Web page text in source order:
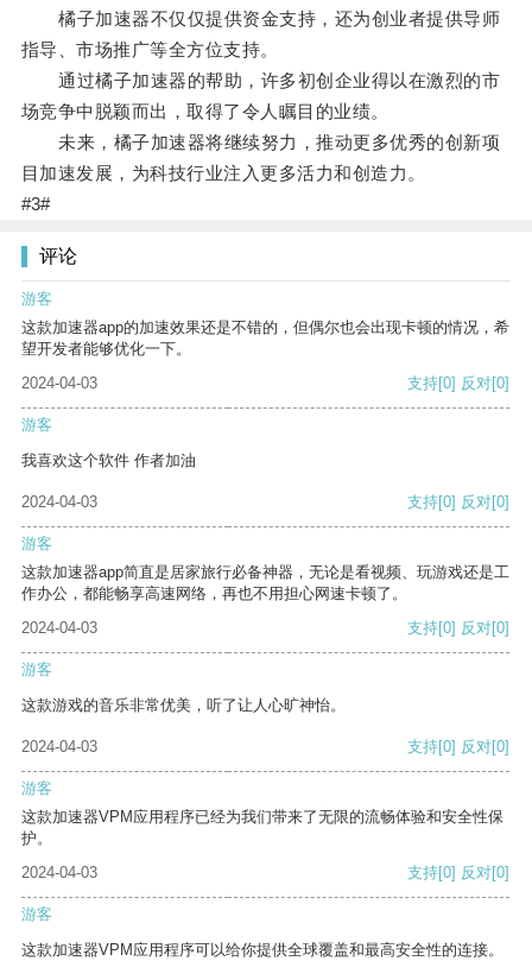
橘子加速器不仅仅提供资金支持，还为创业者提供导师
指导、市场推广等全方位支持。
通过橘子加速器的帮助，许多初创企业得以在激烈的市
场竞争中脱颖而出，取得了令人瞩目的业绩。
未来，橘子加速器将继续努力，推动更多优秀的创新项
目加速发展，为科技行业注入更多活力和创造力。
#3#
评论
游客
这款加速器app的加速效果还是不错的，但偶尔也会出现卡顿的情况，希
望开发者能够优化一下。
2024-04-03
支持[0] 反对[0]
游客
我喜欢这个软件 作者加油
2024-04-03 支持[0] 反对[0]
游客
这款加速器app简直是居家旅行必备神器，无论是看视频、玩游戏还是工
作办公，都能畅享高速网络，再也不用担心网速卡顿了。
2024-04-03
支持[0] 反对[0]
游客
这款游戏的音乐非常优美，听了让人心旷神怡。
2024-04-03 支持[0] 反对[0]
游客
这款加速器VPM应用程序已经为我们带来了无限的流畅体验和安全性保
护。
2024-04-03
支持[0] 反对[0]
游客
这款加速器VPM应用程序可以给你提供全球覆盖和最高安全性的连接。